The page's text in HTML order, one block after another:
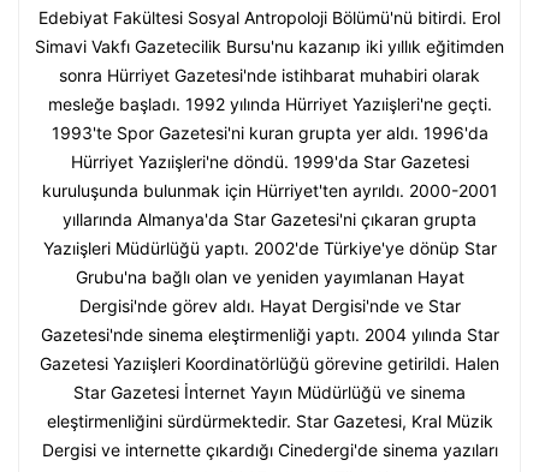
Edebiyat Fakültesi Sosyal Antropoloji Bölümü'nü bitirdi. Erol
Simavi Vakfı Gazetecilik Bursu'nu kazanıp iki yıllık eğitimden
sonra Hürriyet Gazetesi'nde istihbarat muhabiri olarak
mesleğe başladı. 1992 yılında Hürriyet Yazıişleri'ne geçti.
1993'te Spor Gazetesi'ni kuran grupta yer aldı. 1996'da
Hürriyet Yazıişleri'ne döndü. 1999'da Star Gazetesi
kuruluşunda bulunmak için Hürriyet'ten ayrıldı. 2000-2001
yıllarında Almanya'da Star Gazetesi'ni çıkaran grupta
Yazıişleri Müdürlüğü yaptı. 2002'de Türkiye'ye dönüp Star
Grubu'na bağlı olan ve yeniden yayımlanan Hayat
Dergisi'nde görev aldı. Hayat Dergisi'nde ve Star
Gazetesi'nde sinema eleştirmenliği yaptı. 2004 yılında Star
Gazetesi Yazıişleri Koordinatörlüğü görevine getirildi. Halen
Star Gazetesi İnternet Yayın Müdürlüğü ve sinema
eleştirmenliğini sürdürmektedir. Star Gazetesi, Kral Müzik
Dergisi ve internette çıkardığı Cinedergi'de sinema yazıları